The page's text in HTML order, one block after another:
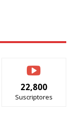
22,800
Suscriptores